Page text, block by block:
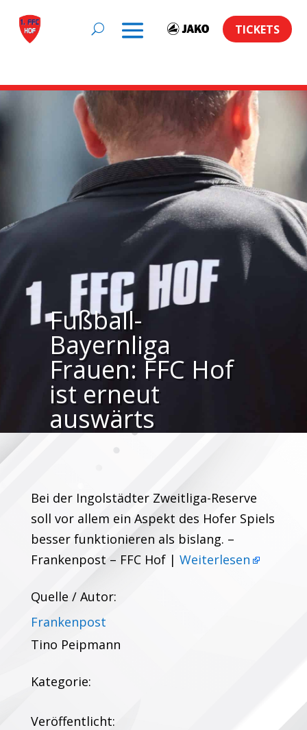
TICKETS
Fußball-
Bayernliga
Frauen: FFC Hof
ist erneut
auswärts
gefordert
Bei der Ingolstädter Zweitliga-Reserve
soll vor allem ein Aspekt des Hofer Spiels
besser funktionieren als bislang. –
Frankenpost – FFC Hof | Weiterlesen
Quelle / Autor:
Frankenpost
Tino Peipmann
Kategorie:
Veröffentlicht: